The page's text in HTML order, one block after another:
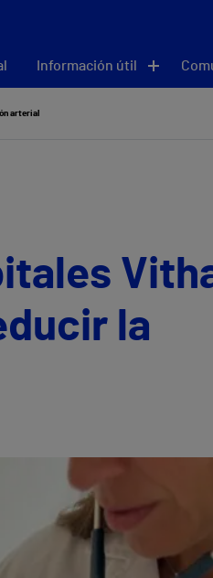
Información útil
arterial
la